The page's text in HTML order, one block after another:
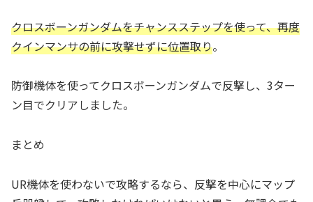
クロスボーンガンダムをチャンスステップを使って、再度
クインマンサの前に攻撃せずに位置取り。
防御機体を使ってクロスボーンガンダムで反撃し、3ター
ン目でクリアしました。
まとめ
UR機体を使わないで攻略するなら、反撃を中心にマップ